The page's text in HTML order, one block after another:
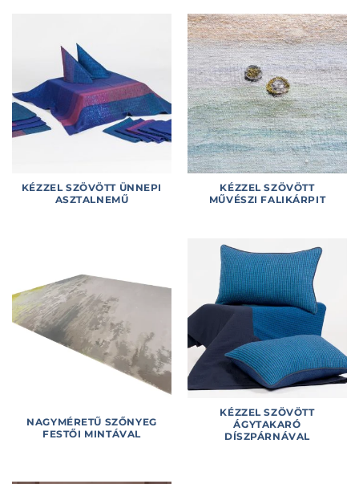
KÉZZEL SZÖVÖTT ÜNNEPI
ASZTALNEMŰ
KÉZZEL SZÖVÖTT
MŰVÉSZI FALIKÁRPIT
KÉZZEL SZÖVÖTT
ÁGYTAKARÓ
DÍSZPÁRNÁVAL
NAGYMÉRETŰ SZŐNYEG
FESTŐI MINTÁVAL